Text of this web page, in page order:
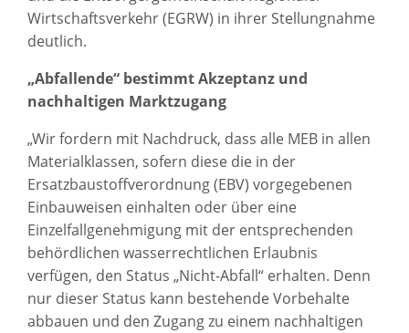
Wirtschaftsverkehr (EGRW) in ihrer Stellungnahme
deutlich.
„Abfallende“ bestimmt Akzeptanz und
nachhaltigen Marktzugang
„Wir fordern mit Nachdruck, dass alle MEB in allen
Materialklassen, sofern diese die in der
Ersatzbaustoffverordnung (EBV) vorgegebenen
Einbauweisen einhalten oder über eine
Einzelfallgenehmigung mit der entsprechenden
behördlichen wasserrechtlichen Erlaubnis
verfügen, den Status „Nicht-Abfall“ erhalten. Denn
nur dieser Status kann bestehende Vorbehalte
abbauen und den Zugang zu einem nachhaltigen